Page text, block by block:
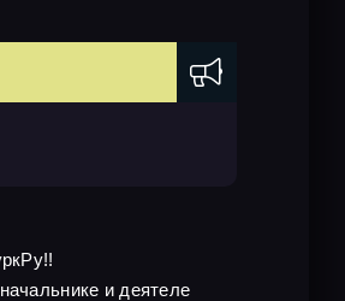
и деятеле